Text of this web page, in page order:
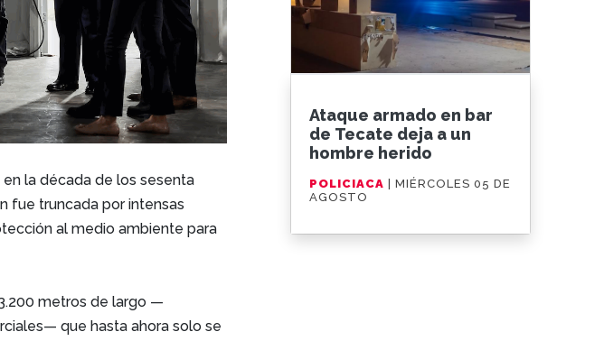
la década de los sesenta
fue truncada por intensas
al medio ambiente para
metros de largo —
que hasta ahora solo se
Ataque armado en bar
de Tecate deja a un
hombre herido
POLICIACA
| MIÉRCOLES 05 DE
AGOSTO